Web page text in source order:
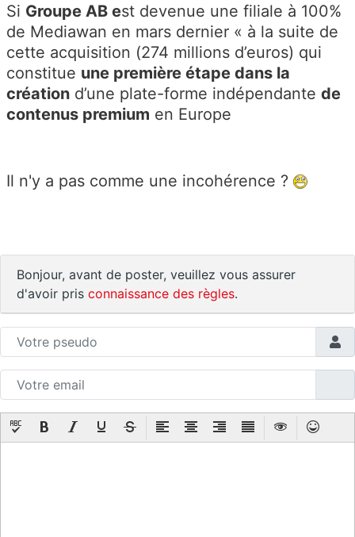
Si Groupe AB est devenue une filiale à 100%
de Mediawan en mars dernier « à la suite de
cette acquisition (274 millions d’euros) qui
constitue une première étape dans la
création d’une plate-forme indépendante de
contenus premium en Europe
Il n'y a pas comme une incohérence ?
Bonjour, avant de poster, veuillez vous assurer
d'avoir pris connaissance des règles.